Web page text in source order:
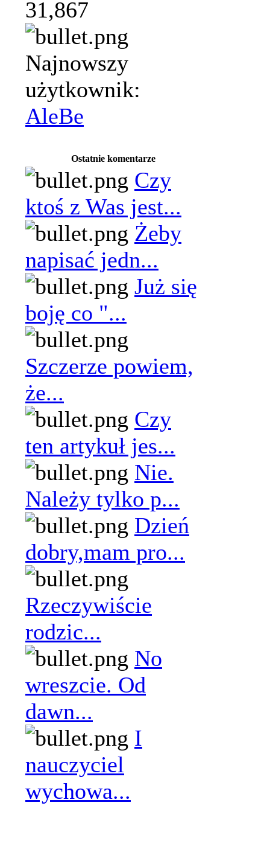
31,867
Najnowszy
użytkownik:
AleBe
Ostatnie komentarze
Czy
ktoś z Was jest...
Żeby
napisać jedn...
Już się
boję co "...
Szczerze powiem,
że...
Czy
ten artykuł jes...
Nie.
Należy tylko p...
Dzień
dobry,mam pro...
Rzeczywiście
rodzic...
No
wreszcie. Od
dawn...
I
nauczyciel
wychowa...